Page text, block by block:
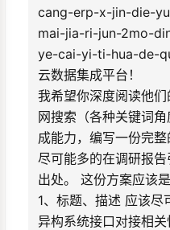
cang-erp-x-jin-die-
mai-jia-ri-jun-2mo-
ye-cai-yi-ti-hua-de-
云数据集成平台！
我希望你深度阅读他
网搜索（各种关键词
成能力，编写一份完
尽可能多的在调研报
出处。 这份方案应该
1、标题、描述 应该
异构系统接口对接相关